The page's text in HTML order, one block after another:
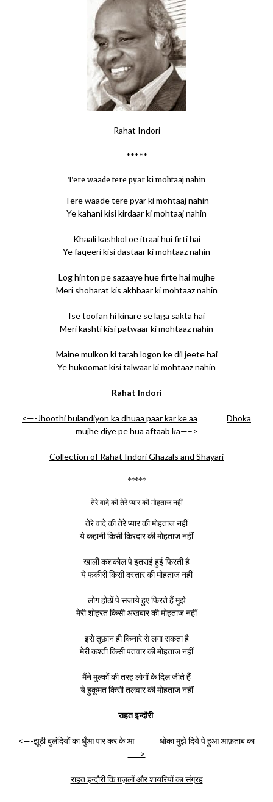
Rahat Indori
*****
Tere waade tere pyar ki mohtaaj nahin
Tere waade tere pyar ki mohtaaj nahin
Ye kahani kisi kirdaar ki mohtaaj nahin
Khaali kashkol oe itraai hui firti hai
Ye faqeeri kisi dastaar ki mohtaaz nahin
Log hinton pe sazaaye hue firte hai mujhe
Meri shoharat kis akhbaar ki mohtaaz nahin
Ise toofan hi kinare se laga sakta hai
Meri kashti kisi patwaar ki mohtaaz nahin
Maine mulkon ki tarah logon ke dil jeete hai
Ye hukoomat kisi talwaar ki mohtaaz nahin
Rahat Indori
<—-Jhoothi bulandiyon ka dhuaa paar kar ke aa
Dhoka
mujhe diye pe hua aftaab ka—–>
Collection of Rahat Indori Ghazals and Shayari
*****
तेरे वादे की तेरे प्यार की मोहताज नहीं
तेरे वादे की तेरे प्यार की मोहताज नहीं
ये कहानी किसी किरदार की मोहताज नहीं
खाली कशकोल पे इतराई हुई फिरती है
ये फकीरी किसी दस्तार की मोहताज नहीं
लोग होठों पे सजाये हुए फिरते हैं मुझे
मेरी शोहरत किसी अखबार की मोहताज नहीं
इसे तूफ़ान ही किनारे से लगा सकता है
मेरी कश्ती किसी पतवार की मोहताज नहीं
मैंने मुल्कों की तरह लोगों के दिल जीते हैं
ये हुकूमत किसी तलवार की मोहताज नहीं
राहत इन्दौरी
<—-झूठी बुलंदियों का धुँआ पार कर के आ
धोका मुझे दिये पे हुआ आफ़ताब का
—–>
राहत इन्दौरी कि ग़ज़लों और शायरियों का संग्रह